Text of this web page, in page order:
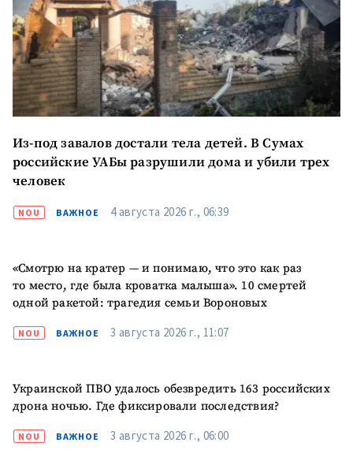
Из-под завалов достали тела детей. В Сумах
российские УАБы разрушили дома и убили трех
человек
NOU ВАЖНОЕ 4 августа 2026 г., 06:39
«Смотрю на кратер — и понимаю, что это как раз
то место, где была кроватка малыша». 10 смертей
одной ракетой: трагедия семьи Вороновых
NOU ВАЖНОЕ 3 августа 2026 г., 11:07
Украинской ПВО удалось обезвредить 163 российских
дрона ночью. Где фиксировали последствия?
NOU ВАЖНОЕ 3 августа 2026 г., 06:00
Заголовок новости
+ Добавить
заголовок
+ Загрузить
изображение
Текст новости
+ Добавить текст